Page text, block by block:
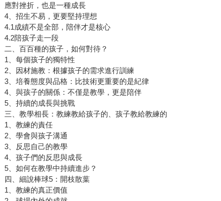
應對挫折，也是一種成長
4、招生不易，更要堅持理想
4.1成績不是全部，陪伴才是核心
4.2陪孩子走一段
二、百百種的孩子，如何對待？
1、每個孩子的獨特性
2、因材施教：根據孩子的需求進行訓練
3、培養態度與品格：比技術更重要的是紀律
4、與孩子的關係：不僅是教學，更是陪伴
5、持續的成長與挑戰
三、教學相長：教練教給孩子的、孩子教給教練的
1、教練的責任
2、學會與孩子溝通
3、反思自己的教學
4、孩子們的反思與成長
5、如何在教學中持續進步？
四、細說棒球5：開枝散葉
1、教練的真正價值